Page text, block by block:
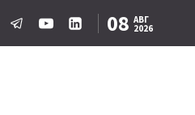
08 АВГ
2026